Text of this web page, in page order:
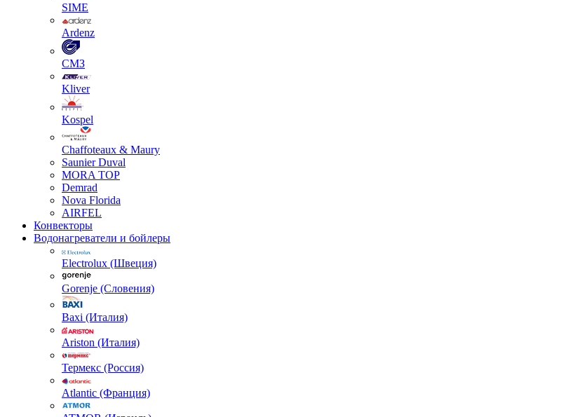
SIME
Ardenz
СМЗ
Kliver
Kospel
Chaffoteaux & Maury
Saunier Duval
MORA TOP
Demrad
Nova Florida
AIRFEL
Конвекторы
Водонагреватели и бойлеры
Electrolux (Швеция)
Gorenje (Словения)
Baxi (Италия)
Ariston (Италия)
Термекс (Россия)
Atlantic (Франция)